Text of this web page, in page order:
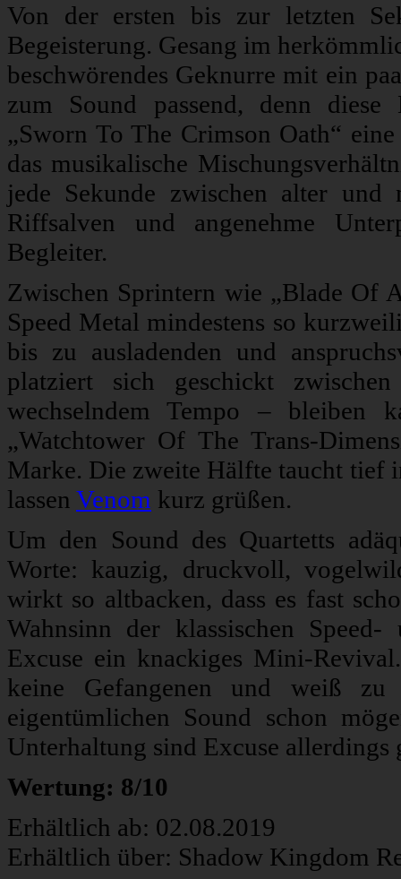
Von der ersten bis zur letzten
Begeisterung. Gesang im
beschwörendes Geknurre mit ein
zum Sound passend, denn
„Sworn To The Crimson Oath“
das musikalische
jede Sekunde zwischen alter und
Riffsalven und angenehme
Begleiter.
Zwischen Sprintern wie „Blade Of
Speed Metal mindestens so
bis zu ausladenden und
platziert sich geschickt
wechselndem Tempo – bleiben
„Watchtower Of The Trans-
Marke. Die zweite Hälfte taucht tief
lassen Venom kurz grüßen.
Um den Sound des Quartetts
Worte: kauzig, druckvoll,
wirkt so altbacken, dass es fast
Wahnsinn der klassischen
Excuse ein knackiges Mini-
keine Gefangenen und weiß
eigentümlichen Sound schon
Unterhaltung sind Excuse allerdings
Wertung: 8/10
Erhältlich ab: 02.08.2019
Erhältlich über: Shadow Kingdom